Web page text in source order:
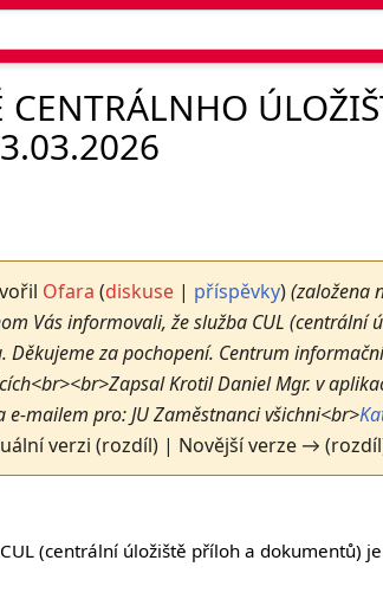
Ofara (diskuse | příspěvky)(založena
Vás informovali, že služba CUL (centrální
Děkujeme za pochopení. Centrum
Krotil Daniel Mgr. v
mailem pro: JU Zaměstnanci všichni<br>
verzi (rozdíl) | Novější verze →
(centrální úložiště příloh a dokumentů)